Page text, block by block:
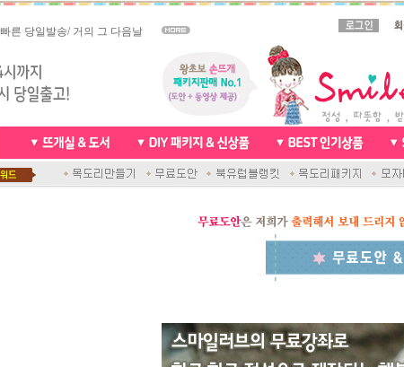
스마트폰으로 핸드폰 결제 ,카드
배송완료 /